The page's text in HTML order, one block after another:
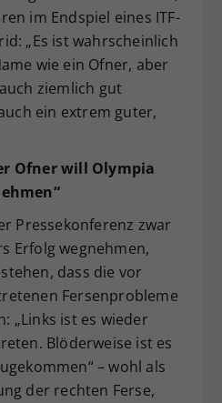
im Endspiel eines ITF-
„Es ist wahrscheinlich
wie ein Ofner, aber
ziemlich gut
ein extrem guter,
Ofner will Olympia
Pressekonferenz zwar
Erfolg wegnehmen,
dass die vor
Fersenprobleme
„Links ist es wieder
Blöderweise ist es
– wohl als
der rechten Ferse,